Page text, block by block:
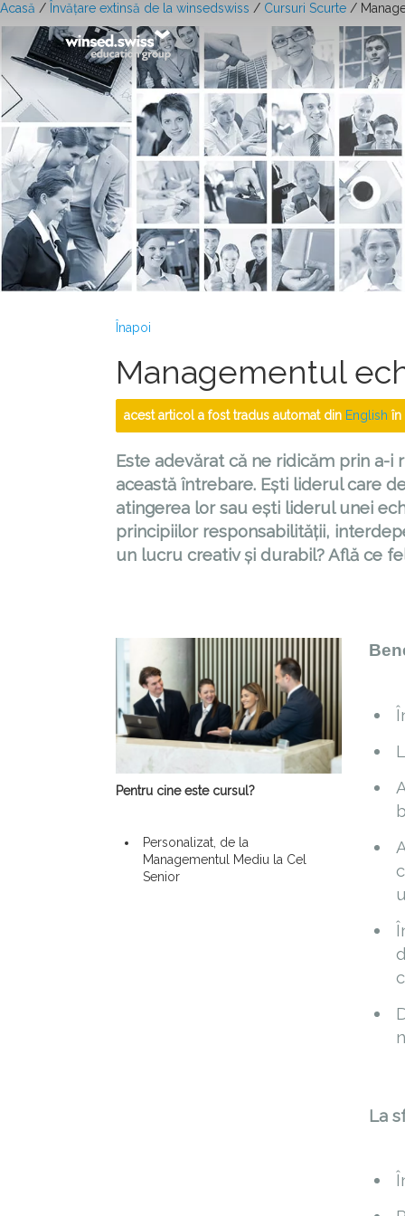
Acasă / Învățare extinsă de la winsedswiss / Cursuri Scurte /
Înapoi
Managementul
acest articol a fost tradus automat din English în
Este adevărat că ne ridicăm prin a-i
această întrebare. Ești liderul care
atingerea lor sau ești liderul unei
principiilor responsabilității,
un lucru creativ și durabil? Află ce
Pentru cine este cursul?
Personalizat, de la
Managementul Mediu la Cel
Senior
La